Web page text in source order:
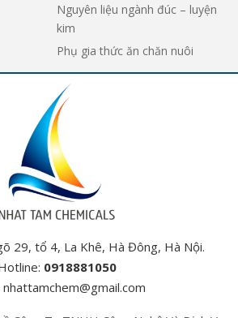
Nguyên liệu ngành đúc – luyện
kim
Phụ gia thức ăn chăn nuôi
29, tổ 4, La Khê, Hà Đông, Hà Nội.
0918881050
nhattamchem@gmail.com